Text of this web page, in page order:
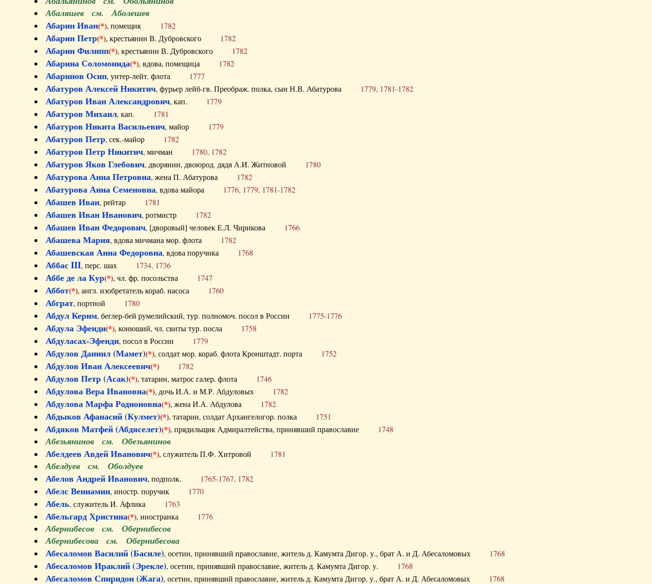
Абаляшев см. Аболешев
Абарин Иван(*), помещик 1782
Абарин Петр(*), крестьянин В. Дубровского 1782
Абарин Филипп(*), крестьянин В. Дубровского 1782
Абарина Соломонида(*), вдова, помещица 1782
Абаринов Осип, унтер-лейт. флота 1777
Абатуров Алексей Никитич, фурьер лейб-гв. Преображ. полка, сын Н.В. Абатурова 1779, 1781-1782
Абатуров Иван Александрович, кап. 1779
Абатуров Михаил, кап. 1781
Абатуров Никита Васильевич, майор 1779
Абатуров Петр, сек.-майор 1782
Абатуров Петр Никитич, мичман 1780, 1782
Абатуров Яков Глебович, дворянин, двоюрод. дядя А.И. Житновой 1780
Абатурова Анна Петровна, жена П. Абатурова 1782
Абатурова Анна Семеновна, вдова майора 1776, 1779, 1781-1782
Абашев Иван, рейтар 1781
Абашев Иван Иванович, ротмистр 1782
Абашев Иван Федорович, [дворовый] человек Е.Л. Чирикова 1766
Абашева Мария, вдова мичмана мор. флота 1782
Абашевская Анна Федоровна, вдова поручика 1768
Аббас III, перс. шах 1734, 1736
Аббе де ла Кур(*), чл. фр. посольства 1747
Аббот(*), англ. изобретатель кораб. насоса 1760
Абграт, портной 1780
Абдул Керим, беглер-бей румелийский, тур. полномоч. посол в России 1775-1776
Абдула Эфенди(*), конюший, чл. свиты тур. посла 1758
Абдуласах-Эфенди, посол в России 1779
Абдулов Даниил (Мамет)(*), солдат мор. кораб. флота Кронштадт. порта 1752
Абдулов Иван Алексеевич(*) 1782
Абдулов Петр (Асак)(*), татарин, матрос галер. флота 1746
Абдулова Вера Ивановна(*), дочь И.А. и М.Р. Абдуловых 1782
Абдулова Марфа Родионовна(*), жена И.А. Абдулова 1782
Абдыков Афанасий (Кулмет)(*), татарин, солдат Архангелогор. полка 1751
Абдяков Матфей (Абдяселет)(*), прядильщик Адмиралтейства, принявший православие 1748
Абезьянинов см. Обезьянинов
Абелдеев Авдей Иванович(*), служитель П.Ф. Хитровой 1781
Абелдуев см. Оболдуев
Абелов Андрей Иванович, подполк. 1765-1767, 1782
Абелс Вениамин, иностр. поручик 1770
Абель, служитель И. Афлика 1763
Абельгард Христина(*), иностранка 1776
Абернибесов см. Обернибесов
Абернибесова см. Обернибесова
Абесаломов Василий (Басиле), осетин, принявший православие, житель д. Камумта Дигор. у., брат А. и Д. Абесаломовых 1768
Абесаломов Ираклий (Эрекле), осетин, принявший православие, житель д. Камумта Дигор. у. 1768
Абесаломов Спиридон (Жага), осетин, принявший православие, житель д. Камумта Дигор. у., брат А. и Д. Абесаломовых 1768